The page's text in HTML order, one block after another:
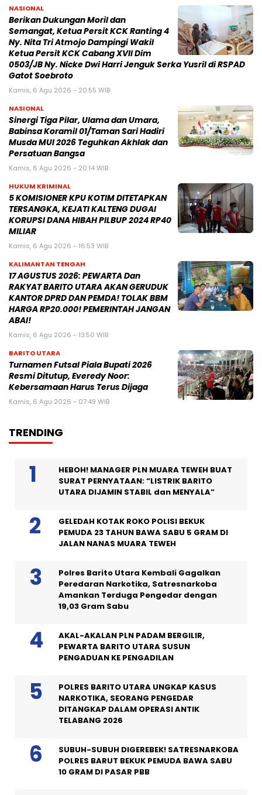
NASIONAL
Berikan Dukungan Moril dan
Semangat, Ketua Persit KCK Ranting 4
Ny. Nita Tri Atmojo Dampingi Wakil
Ketua Persit KCK Cabang XVII Dim
0503/JB Ny. Nicke Dwi Harri Jenguk Serka Yusril di RSPAD
Gatot Soebroto
Kamis, 6 Agu 2026 - 20:55 WIB
NASIONAL
Sinergi Tiga Pilar, Ulama dan Umara,
Babinsa Koramil 01/Taman Sari Hadiri
Musda MUI 2026 Teguhkan Akhlak dan
Persatuan Bangsa
Kamis, 6 Agu 2026 - 20:14 WIB
HUKUM KRIMINAL
5 KOMISIONER KPU KOTIM DITETAPKAN
TERSANGKA, KEJATI KALTENG DUGAI
KORUPSI DANA HIBAH PILBUP 2024 RP40
MILIAR
Kamis, 6 Agu 2026 - 16:53 WIB
KALIMANTAN TENGAH
17 AGUSTUS 2026: PEWARTA Dan
RAKYAT BARITO UTARA AKAN GERUDUK
KANTOR DPRD DAN PEMDA! TOLAK BBM
HARGA RP20.000! PEMERINTAH JANGAN
ABAI!
Kamis, 6 Agu 2026 - 13:50 WIB
BARITO UTARA
Turnamen Futsal Piala Bupati 2026
Resmi Ditutup, Everedy Noor:
Kebersamaan Harus Terus Dijaga
Kamis, 6 Agu 2026 - 07:49 WIB
TRENDING
HEBOH! MANAGER PLN MUARA TEWEH BUAT
SURAT PERNYATAAN: “LISTRIK BARITO
UTARA DIJAMIN STABIL dan MENYALA”
GELEDAH KOTAK ROKO POLISI BEKUK
PEMUDA 23 TAHUN BAWA SABU 5 GRAM DI
JALAN NANAS MUARA TEWEH
Polres Barito Utara Kembali Gagalkan
Peredaran Narkotika, Satresnarkoba
Amankan Terduga Pengedar dengan
19,03 Gram Sabu
AKAL-AKALAN PLN PADAM BERGILIR,
PEWARTA BARITO UTARA SUSUN
PENGADUAN KE PENGADILAN
POLRES BARITO UTARA UNGKAP KASUS
NARKOTIKA, SEORANG PENGEDAR
DITANGKAP DALAM OPERASI ANTIK
TELABANG 2026
SUBUH-SUBUH DIGEREBEK! SATRESNARKOBA
POLRES BARUT BEKUK PEMUDA BAWA SABU
10 GRAM DI PASAR PBB